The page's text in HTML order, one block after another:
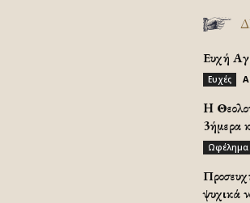
Ευχή
Ευχές
H
3ήμερα
ψυχικά